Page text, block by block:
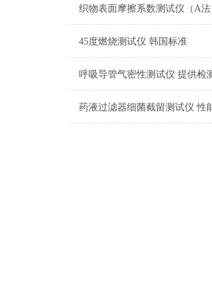
45度燃烧测试仪 韩国标准